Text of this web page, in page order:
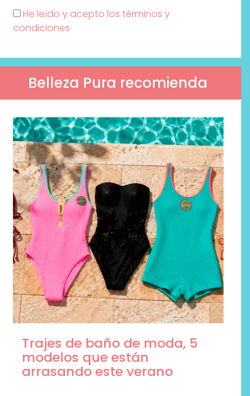
He leído y acepto los términos y
condiciones
Belleza Pura recomienda
Trajes de baño de moda, 5
modelos que están
arrasando este verano